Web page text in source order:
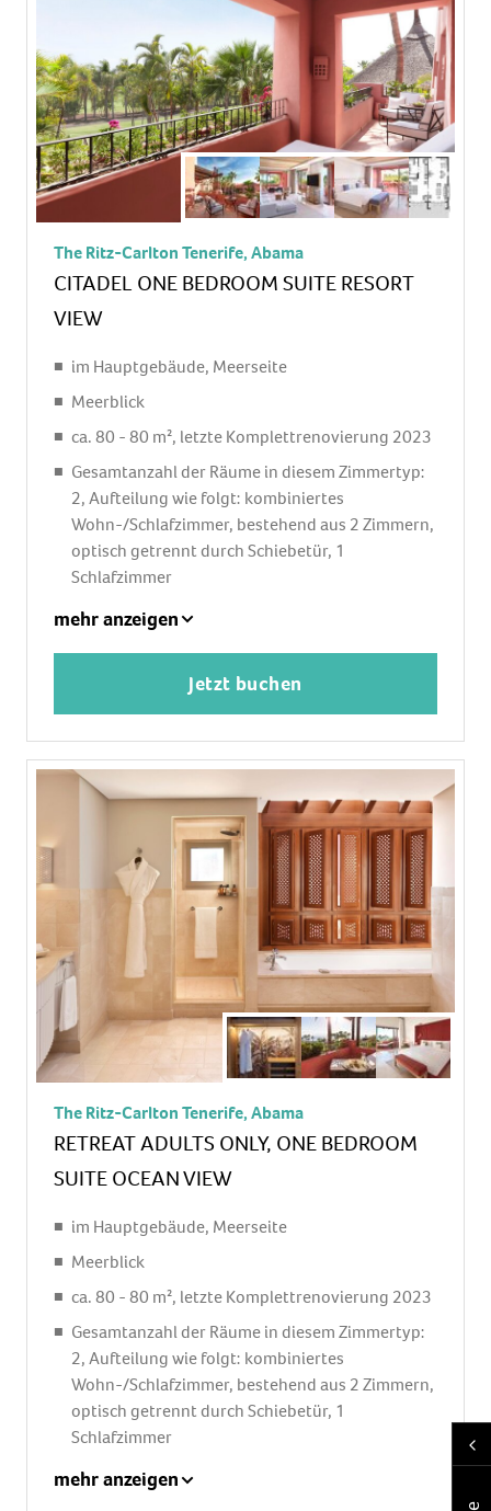
Nespressomaschine, Wasserkocher
Minibar: gegen Gebühr, Softdrinks: gegen
Gebühr, Wasser: gegen Gebühr, alkoholische
Getränke: gegen Gebühr, Snacks: gegen Gebühr
Telefon, Internet: WLAN/WiFi: ohne Gebühr,
Breitband-Internet/DSL: gegen Gebühr,
Fernseher: Flatscreen, im Schlafzimmer,
deutsches Programm, Sat-TV, Radio, iPod-
ohne Gebühr
separate Dusche, Regendusche, Badewanne, WC,
Bademantel: ohne Gebühr, Slipper: ohne Gebühr,
Föhn, Kosmetikspiegel
Balkon oder Terrasse: mit Sitzgelegenheit
The Ritz-Carlton Tenerife, Abama
CITADEL ONE BEDROOM SUITE RESORT
VIEW
im Hauptgebäude, Meerseite
Meerblick
ca. 80 - 80 m², letzte Komplettrenovierung 2023
Gesamtanzahl der Räume in diesem Zimmertyp:
2, Aufteilung wie folgt: kombiniertes
Wohn-/Schlafzimmer, bestehend aus 2 Zimmern,
optisch getrennt durch Schiebetür, 1
Schlafzimmer
Babybett: ohne Gebühr, Anfrage notwendig
Safe: ohne Gebühr
Sitzecke, Sofa, Schreibtisch
Bügeleisen, Bügelbrett
Nespressomaschine, Wasserkocher
Minibar: gegen Gebühr, Softdrinks: gegen
Gebühr, Wasser: gegen Gebühr, alkoholische
Getränke: gegen Gebühr, Snacks: gegen Gebühr
Telefon, Internet: WLAN/WiFi: ohne Gebühr,
Breitband-Internet/DSL: gegen Gebühr,
Fernseher: Flatscreen, im Schlafzimmer,
deutsches Programm, Sat-TV, Radio, iPod-
ohne Gebühr
separate Dusche, Regendusche, Badewanne, WC,
Bademantel: ohne Gebühr, Slipper: ohne Gebühr,
Föhn, Kosmetikspiegel
Balkon oder Terrasse: mit Sitzgelegenheit
mehr anzeigen
Jetzt buchen
The Ritz-Carlton Tenerife, Abama
RETREAT ADULTS ONLY, ONE BEDROOM
SUITE OCEAN VIEW
im Hauptgebäude, Meerseite
Meerblick
ca. 80 - 80 m², letzte Komplettrenovierung 2023
Gesamtanzahl der Räume in diesem Zimmertyp:
2, Aufteilung wie folgt: kombiniertes
Wohn-/Schlafzimmer, bestehend aus 2 Zimmern,
optisch getrennt durch Schiebetür, 1
Schlafzimmer
Babybett: ohne Gebühr, Anfrage notwendig
mehr anzeigen